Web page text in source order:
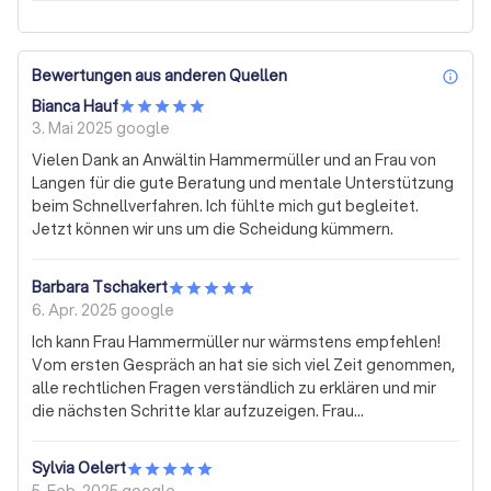
Bau- oder Mietkonflikt
Geschäftlicher Konflikt
Konflikt mit Staat & Behörden
Konflikt mit Nachbarn / Nachbarschaft
Unterhalt
Bank - und Kapitalmarktrecht
Wirtschaftsstrafrecht
Steuerstrafrecht
Bewertungen aus anderen Quellen
Bianca Hauf
3. Mai 2025 google
Vielen Dank an Anwältin Hammermüller und an Frau von
Langen für die gute Beratung und mentale Unterstützung
beim Schnellverfahren. Ich fühlte mich gut begleitet.
Jetzt können wir uns um die Scheidung kümmern.
Barbara Tschakert
6. Apr. 2025 google
Ich kann Frau Hammermüller nur wärmstens empfehlen!
Vom ersten Gespräch an hat sie sich viel Zeit genommen,
alle rechtlichen Fragen verständlich zu erklären und mir
die nächsten Schritte klar aufzuzeigen. Frau
eingesetzt und mich kompetent begleitet. Sie reagiert
immer schnell auf Anfragen und Dank ihrer Unterstützung
Sylvia Oelert